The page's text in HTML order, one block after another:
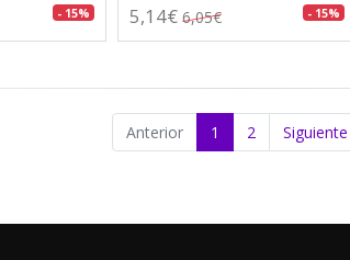
- 15% 5,14€ 6,05€ - 15%
Anterior 1 2 Siguiente